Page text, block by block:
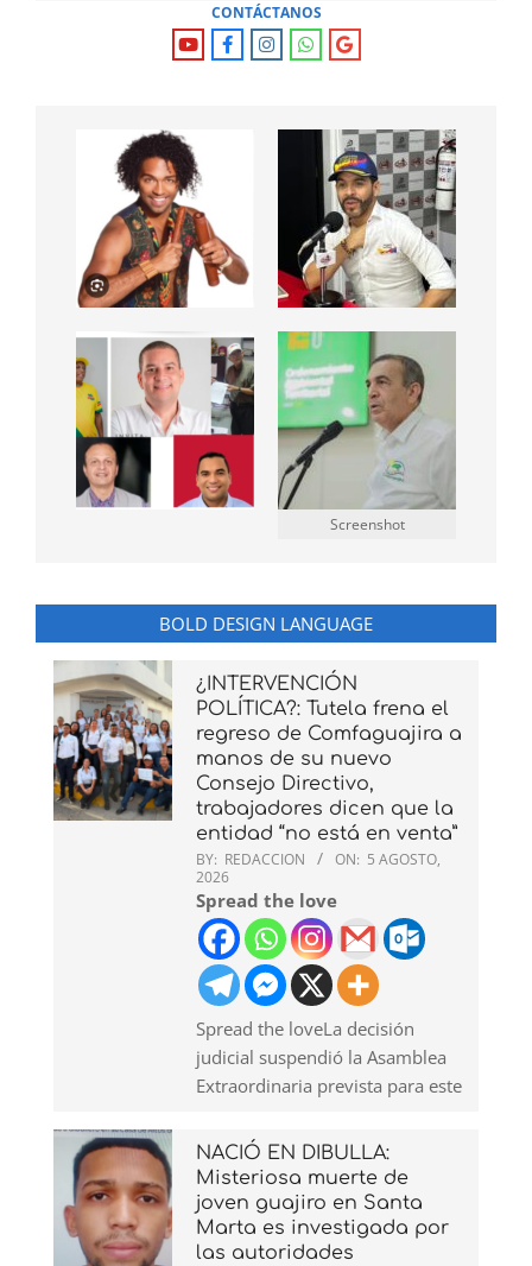
CONTÁCTANOS
Screenshot
BOLD DESIGN LANGUAGE
¿INTERVENCIÓN
POLÍTICA?: Tutela frena el
regreso de Comfaguajira a
manos de su nuevo
Consejo Directivo,
trabajadores dicen que la
entidad “no está en venta”
BY: REDACCION ON: 5 AGOSTO,
2026
Spread the love
Spread the loveLa decisión
judicial suspendió la Asamblea
Extraordinaria prevista para este
NACIÓ EN DIBULLA:
Misteriosa muerte de
joven guajiro en Santa
Marta es investigada por
las autoridades